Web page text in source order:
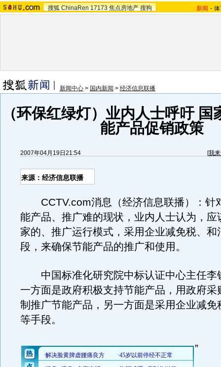
搜狐 ChinaRen 17173 焦点房地产 搜狗 新闻 -
新闻中心 > 国内新闻 > 经济信息联播
（环保红绿灯）业内人士呼吁 国
能产品促销政策
2007年04月19日21:54 [我
来源：经济信息联播
CCTV.com消息（经济信息联播）：针
能产品、推广难的现状，业内人士认为，应
家的、推广运行模式，采用企业减免税、和
段，来确保节能产品的推广和使用。
中国标准化研究院中标认证中心主任李
一方面是政府积极支持节能产品，用政府采
制推广节能产品，另一方面是采用企业减免
等手段。
”